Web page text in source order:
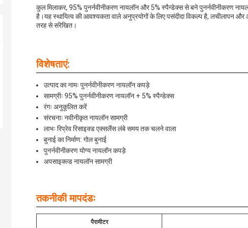
कुल मिलाकर, 95% पुनर्नवीनीकरण नायलॉन और 5% स्पैन्डेक्स से बने पुनर्नवीनीकरण
है।यह स्थायित्व की आवश्यकता वाले अनुप्रयोगों के लिए पसंदीदा विकल्प है, लचीलापन
तरह से संरेखित।
विशेषताएं:
उत्पाद का नामः पुनर्नवीनीकरण नायलॉन कपड़े
सामग्रीः 95% पुनर्नवीनीकरण नायलॉन + 5% स्पैन्डेक्स
रंगः अनुकूलित करें
संरचनाः नवीनीकृत नायलॉन सामग्री
लाभः रिप्रेव रिसाइक्ड एक्सलैंस लंबे समय तक चलने वाला
बुनाई का निर्माण: गोल बुनाई
पुनर्नवीनीकरण योग्य नायलॉन कपड़े
अपसाइक्ल्ड नायलॉन सामग्री
तकनीकी मापदंडः
पैरामीटर